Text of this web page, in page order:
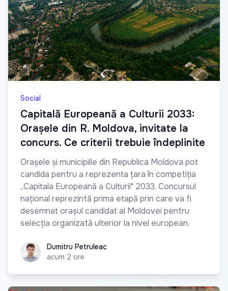
Social
Capitală Europeană a Culturii 2033:
Orașele din R. Moldova, invitate la
concurs. Ce criterii trebuie îndeplinite
Orașele și municipiile din Republica Moldova pot
candida pentru a reprezenta țara în competiția
„Capitala Europeană a Culturii" 2033. Concursul
național reprezintă prima etapă prin care va fi
desemnat orașul candidat al Moldovei pentru
selecția organizată ulterior la nivel european.
Dumitru Petruleac
Dumitru Petruleac
acum 2 ore